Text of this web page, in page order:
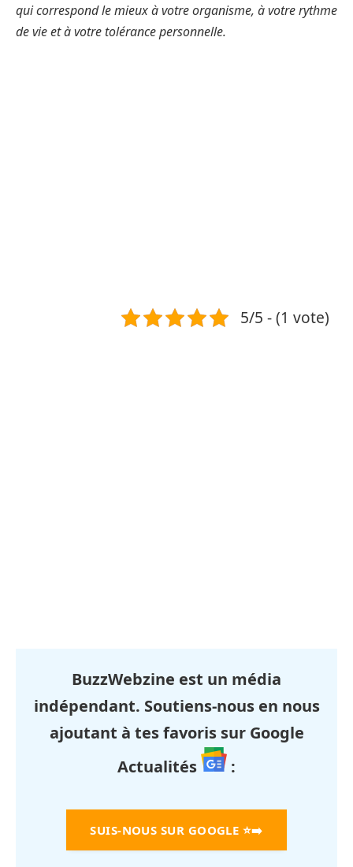
qui correspond le mieux à votre organisme, à votre rythme
de vie et à votre tolérance personnelle.
5/5 - (1 vote)
BuzzWebzine est un média
indépendant. Soutiens-nous en nous
ajoutant à tes favoris sur Google
Actualités
:
SUIS-NOUS SUR GOOGLE ⭐➡️